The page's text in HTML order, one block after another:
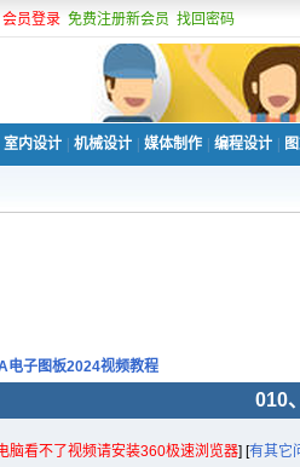
会员登录 免费注册新会员 找回密码
室内设计 机械设计 媒体制作 编程设计
电子图板2024视频教程
010
脑看不了视频请安装360极速浏览器] [有其它